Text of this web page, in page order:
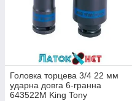
Головка торцева 3/4 22 мм
ударна довга 6-гранна
643522M King Tony